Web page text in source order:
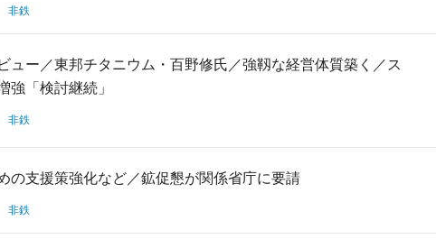
非鉄
ュー／東邦チタニウム・百野修氏／強靱な経営体質築く／ス
強「検討継続」
非鉄
の支援策強化など／鉱促懇が関係省庁に要請
非鉄